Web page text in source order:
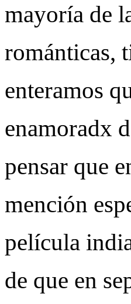
mayoría de
románticas,
enteramos
enamoradx
pensar que
mención
película
de que en